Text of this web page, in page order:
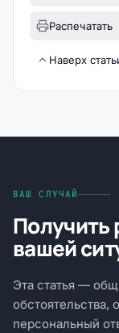
Распечатать
Наверх
ВАШ СЛУЧАЙ
Получить
вашей
Эта статья —
обстоятельства,
персональный